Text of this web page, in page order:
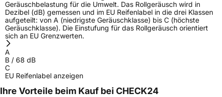
Geräuschbelastung für die Umwelt. Das Rollgeräusch wird in
Dezibel (dB) gemessen und im EU Reifenlabel in die drei Klassen
aufgeteilt: von A (niedrigste Geräuschklasse) bis C (höchste
Geräuschklasse). Die Einstufung für das Rollgeräusch orientiert
sich an EU Grenzwerten.
A
B / 68 dB
C
EU Reifenlabel anzeigen
Ihre Vorteile beim Kauf bei CHECK24